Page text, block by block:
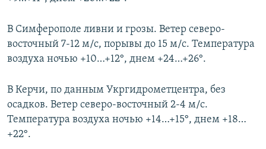
В Симферополе ливни и грозы. Ветер северо-
восточный 7-12 м/с, порывы до 15 м/с. Температура
воздуха ночью +10…+12°, днем +24…+26°.
В Керчи, по данным Укргидрометцентра, без
осадков. Ветер северо-восточный 2-4 м/с.
Температура воздуха ночью +14…+15°, днем +18…
+22°.